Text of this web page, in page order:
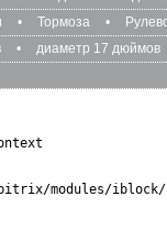
• Тормоза •
• диаметр 17 дюймов
modules/